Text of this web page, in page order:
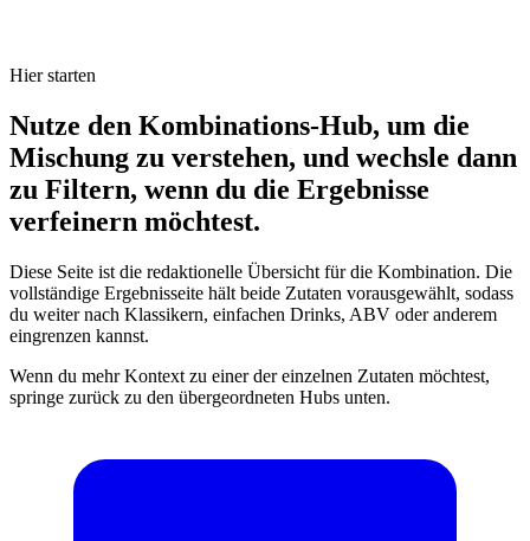
Hier starten
Nutze den Kombinations-Hub, um die
Mischung zu verstehen, und wechsle dann
zu Filtern, wenn du die Ergebnisse
verfeinern möchtest.
Diese Seite ist die redaktionelle Übersicht für die Kombination. Die
vollständige Ergebnisseite hält beide Zutaten vorausgewählt, sodass
du weiter nach Klassikern, einfachen Drinks, ABV oder anderem
eingrenzen kannst.
Wenn du mehr Kontext zu einer der einzelnen Zutaten möchtest,
springe zurück zu den übergeordneten Hubs unten.